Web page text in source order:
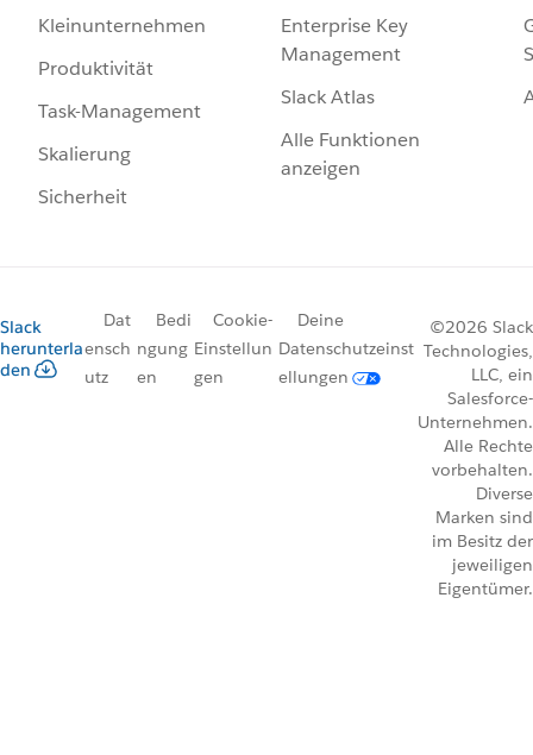
Kleinunternehmen
Produktivität
Task-Management
Skalierung
Sicherheit
Enterprise Key
Management
Slack Atlas
Alle Funktionen
anzeigen
Slack
herunterla
den
Dat
ensch
utz
Bedi
ngung
en
Cookie-
Einstellun
gen
Deine
Datenschutzeinst
ellungen
©2026 Slack
Technologies,
LLC, ein
Salesforce-
Unternehmen.
Alle Rechte
vorbehalten.
Diverse
Marken sind
im Besitz der
jeweiligen
Eigentümer.